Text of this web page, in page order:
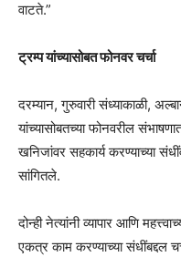
वाटते.”
ट्रम्प यांच्यासोबत फोनवर चर्चा
दरम्यान, गुरुवारी संध्याकाळी,
यांच्यासोबतच्या फोनवरील
खनिजांवर सहकार्य करण्याच्या
सांगितले.
दोन्ही नेत्यांनी व्यापार आणि
एकत्र काम करण्याच्या संधींबद्दल